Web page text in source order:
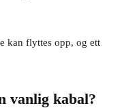
kan flyttes opp, og ett
vanlig kabal?